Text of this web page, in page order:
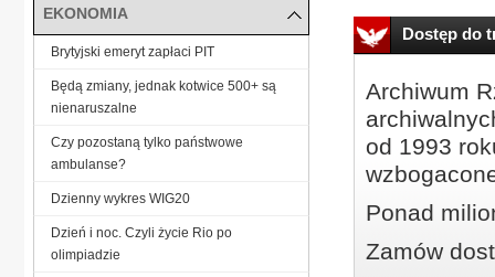
Dostęp do
Archiwum
od 1993
Ponad
Zamów
EKONOMIA
Brytyjski emeryt zapłaci PIT
Będą zmiany, jednak kotwice 500+ są
nienaruszalne
Czy pozostaną tylko państwowe
ambulanse?
Dzienny wykres WIG20
Dzień i noc. Czyli życie Rio po
olimpiadzie